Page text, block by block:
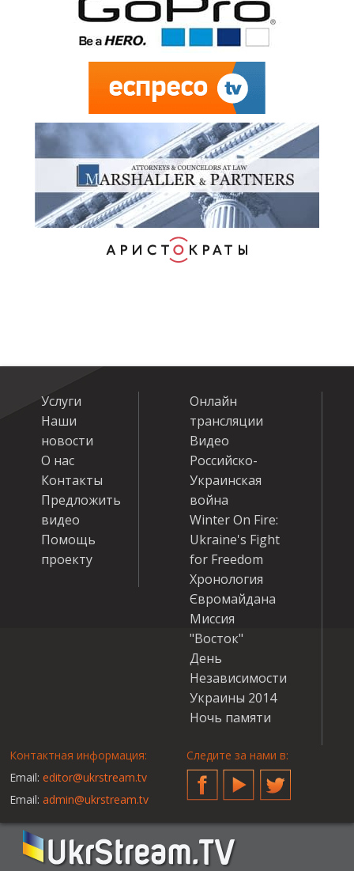
Услуги
Наши
новости
О нас
Контакты
Предложить
видео
Помощь
проекту
Онлайн
трансляции
Видео
Российско-
Украинская
война
Winter On Fire:
Ukraine's Fight
for Freedom
Хронология
Євромайдана
Миссия
"Восток"
День
Независимости
Украины 2014
Ночь памяти
Контактная информация:
Email: editor@ukrstream.tv
Email: admin@ukrstream.tv
Следите за нами в:
FacebookYouTubeTwitter